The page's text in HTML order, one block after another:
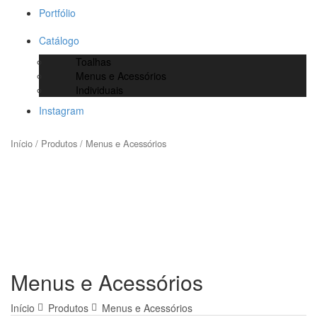
Portfólio
Catálogo
Toalhas
Menus e Acessórios
Individuais
Instagram
Início / Produtos / Menus e Acessórios
Menus e Acessórios
Início Produtos Menus e Acessórios